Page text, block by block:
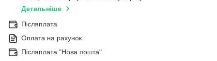
Детальніше
Післяплата
Оплата на рахунок
Післяплата "Нова пошта"